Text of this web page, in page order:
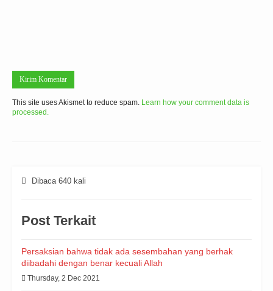
This site uses Akismet to reduce spam. Learn how your comment data is
processed.
Dibaca 640 kali
Post Terkait
Persaksian bahwa tidak ada sesembahan yang berhak
diibadahi dengan benar kecuali Allah
Thursday, 2 Dec 2021